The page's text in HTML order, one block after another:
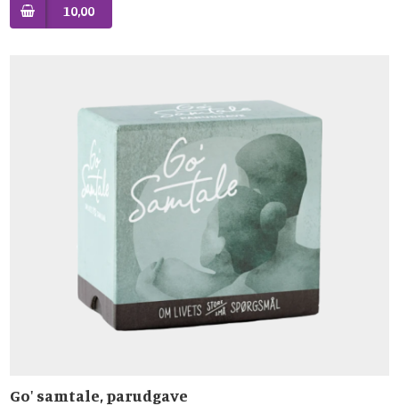
10,00
Go' samtale, parudgave